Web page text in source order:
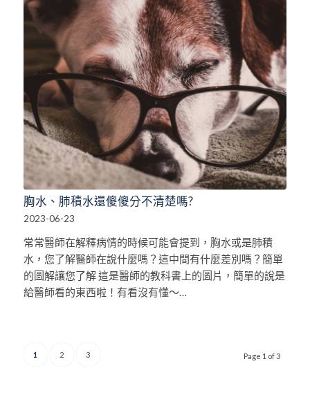
胸水、肺積水還傻傻分不清楚嗎?
2023-06-23
常常醫師在解釋病情的時候可能會提到，胸水或是肺積
水，您了解醫師在說什麼嗎？這中間有什麼差別嗎？簡單
的圖解讓您了解 這是醫師的教科書上的圖片，簡單的說是
給醫師看的東西啦！有看沒有懂～…
Page 1 of 3
1 2 3